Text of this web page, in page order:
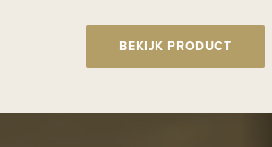
BEKIJK PRODUCT